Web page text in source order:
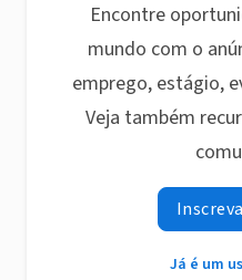
Encontre
mundo com o
emprego, estágio,
Veja também
Já é um